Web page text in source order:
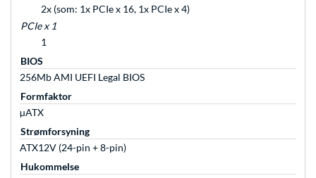
2x (som: 1x PCIe x 16, 1x PCIe x 4)
PCIe x 1
1
BIOS
256Mb AMI UEFI Legal BIOS
Formfaktor
µATX
Strømforsyning
ATX12V (24-pin + 8-pin)
Hukommelse